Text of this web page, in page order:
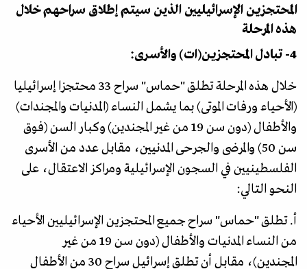
المحتجزين الإسرائيليين الذين سيتم إطلاق سراحهم خلال
هذه المرحلة
4- تبادل المحتجزين(ات) والأسرى:
خلال هذه المرحلة تطلق "حماس" سراح 33 محتجزا إسرائيليا
(الأحياء ورفات الموتى) بما يشمل النساء (المدنيات والمجندات)
والأطفال (دون سن 19 من غير المجندين) وكبار السن (فوق
سن 50) والمرضى والجرحى المدنيين، مقابل عدد من الأسرى
الفلسطينيين في السجون الإسرائيلية ومراكز الاعتقال، على
النحو التالي:
أ. تطلق "حماس" سراح جميع المحتجزين الإسرائيليين الأحياء
من النساء المدنيات والأطفال (دون سن 19 من غير
المجندين)، مقابل أن تطلق إسرائيل سراح 30 من الأطفال